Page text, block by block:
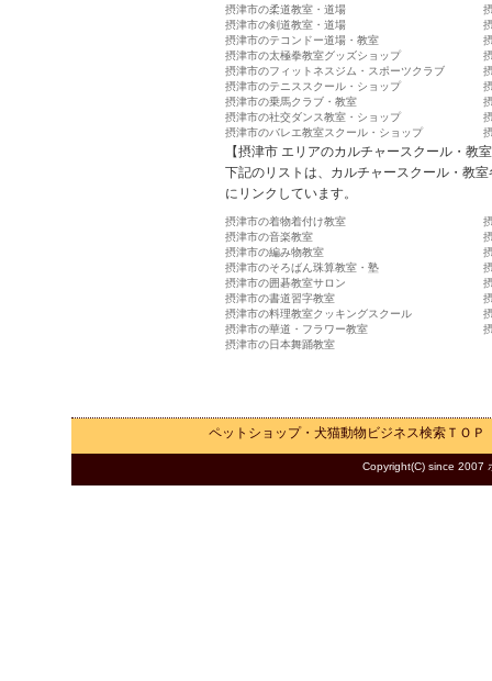
摂津市の柔道教室・道場
摂津市の剣道教室・道場
摂津市のテコンドー道場・教室
摂津市の太極拳教室グッズショップ
摂津市のフィットネスジム・スポーツクラブ
摂津市のテニススクール・ショップ
摂津市の乗馬クラブ・教室
摂津市の社交ダンス教室・ショップ
摂津市のバレエ教室スクール・ショップ
【摂津市 エリアのカルチャースクール・教
下記のリストは、カルチャースクール・教
にリンクしています。
摂津市の着物着付け教室
摂津市の音楽教室
摂津市の編み物教室
摂津市のそろばん珠算教室・塾
摂津市の囲碁教室サロン
摂津市の書道習字教室
摂津市の料理教室クッキングスクール
摂津市の華道・フラワー教室
摂津市の日本舞踊教室
ペットショップ・犬猫動物ビジネス検索 ＴＯＰ
Copyright(C) since 2007